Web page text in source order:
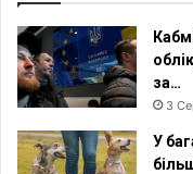
за…
3
У